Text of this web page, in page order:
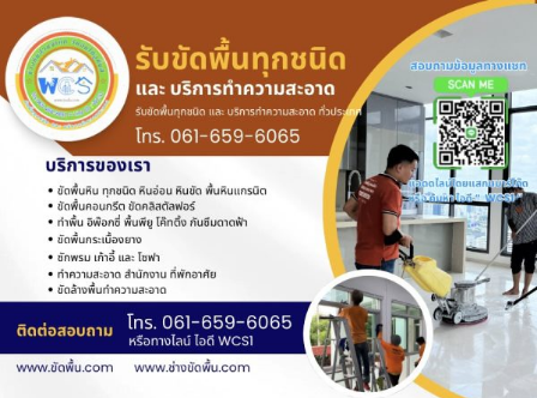
to
content
ขัดพื้นหินขัด อบต.แหลมบัวนครปฐม
ขัดพื้นหินอ่อน โทร.0616596065 ไลน์ WCS1
บทความ : การดูแลรักษาพื้นหินขัด